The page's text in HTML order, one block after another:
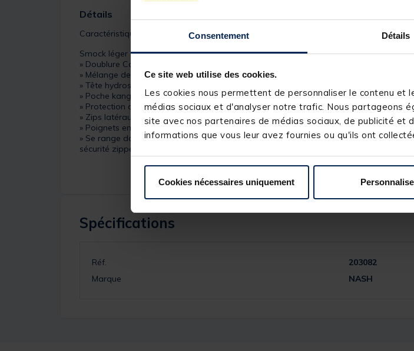
Consentement Détails
Ce site web utilise des cookies.
Les cookies nous permettent de personnaliser le contenu
médias sociaux et d'analyser notre trafic. Nous partageons
site avec nos partenaires de médias sociaux, de publicité et
informations que vous leur avez fournies ou qu'ils ont
Cookies nécessaires uniquement
Détails
Caractéristiques:
Smock léger et imperméable à demi zip
» Doublure Caribou épaisse pour une chaleur et un confort luxueux
» Mélange de polyester-élasthanne laminé TPU pour une sensation de fraîcheur
» Tête hydrostatique 5000mm étanche
» Poche kangourou et poche frontale zippée pour les objets de valeur
» Protection col/demi-visage avec capuche renforcée et une visière
» Zips latéraux pour une assise plus confortable
» Poignets en néoprène antidérapant avec un emplacement pour le pouce pour
» Se range dans sa propre poche centrale zippée avec des sangles de sac à dos
sécurité zippée externe
Spécifications
Réf.
203082
Marque
NASH